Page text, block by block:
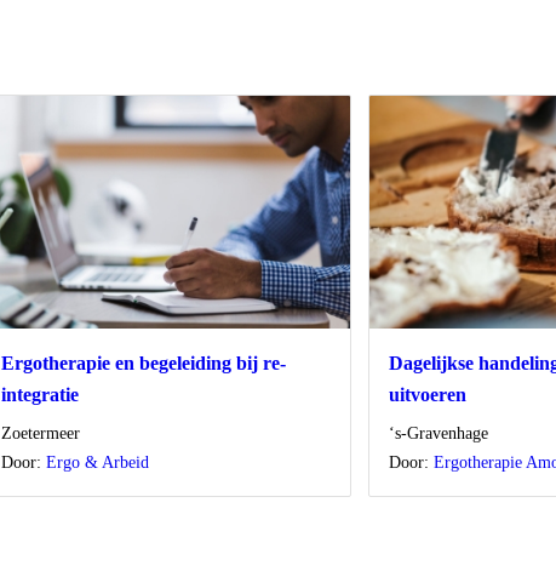
Ergotherapie en begeleiding bij re-
integratie
Locatie
Zoetermeer
Door: Ergo & Arbeid
Dagelijkse
uitvoeren
Locatie
‘s-Gravenhage
Door: Ergotherapie